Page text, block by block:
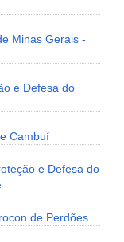
Minas Gerais -
e Defesa do
Cambuí
e Defesa do
de Perdões